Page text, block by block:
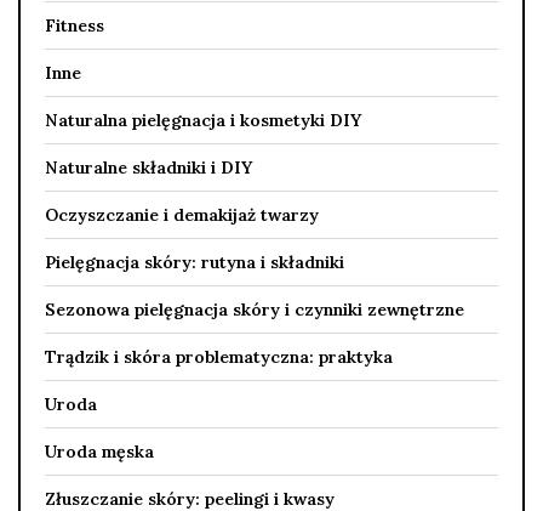
Fitness
Inne
Naturalna pielęgnacja i kosmetyki DIY
Naturalne składniki i DIY
Oczyszczanie i demakijaż twarzy
Pielęgnacja skóry: rutyna i składniki
Sezonowa pielęgnacja skóry i czynniki zewnętrzne
Trądzik i skóra problematyczna: praktyka
Uroda
Uroda męska
Złuszczanie skóry: peelingi i kwasy